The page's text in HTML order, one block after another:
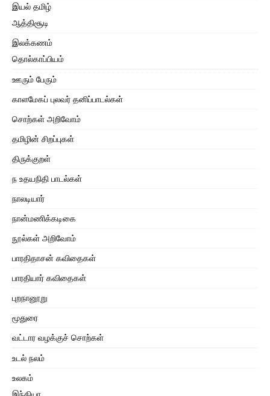
இயல் தமிழ்
ஆத்திசூடி
இலக்கணம்
தொல்காப்பியம்
ஊரும் பேரும்
காளமேகப் புலவர் தனிப்பாடல்கள்
சொற்கள் அறிவோம்
தமிழின் சிறப்புகள்
திருக்குறள்
ந உதயநிதி பாடல்கள்
நாலடியார்
நான்மணிக்கடிகை
நூல்கள் அறிவோம்
பாரதிதாசன் கவிதைகள்
பாரதியார் கவிதைகள்
புறநானூறு
மூதுரை
வட்டார வழக்குச் சொற்கள்
உடல் நலம்
உலகம்